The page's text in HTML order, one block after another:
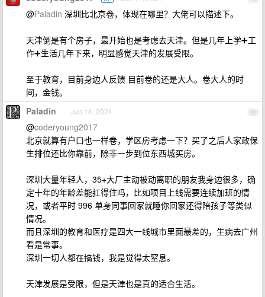
@Paladin 深圳比北京卷，体现在哪里？大佬可以描述下。
天津倒是有个房子，最开始也是考虑去天津。但是几年上学➕工
作➕生活几年下来，明显感觉天津的发展受限。
至于教育，目前身边人反馈 目前卷的还是大人。卷大人的时
间，金钱。
46
Paladin Jun 14, 2024
@coderyoung2017
北京就算有户口也一样卷，学区房考虑一下？买了之后人家政保
生排位还比你靠前，除非一步到位东西城买房。
深圳大量年轻人，35+大厂主动被动离职的朋友我身边很多，确
定十年的年龄差能扛得住吗，比如项目上线需要连续加班的情
况，或者平时 996 单身同事回家就睡你回家还得陪孩子等类似
情况。
而且深圳的教育和医疗是四大一线城市里面最差的，生病去广州
看是常事。
深圳一切人都在搞钱，我是觉得太窒息。
天津发展是受限，但是天津也是真的适合生活。